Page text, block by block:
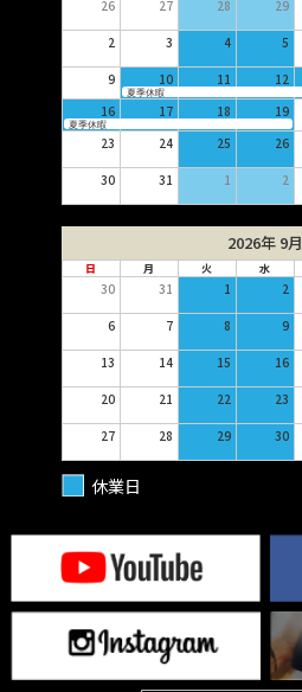
26 27 28 29
2 3 4 5
9 10 11 12
夏季休暇
16 17 18 19
夏季休暇
23 24 25 26
30 31 1 2
2026年 9月
日 月 火 水
30 31 1 2
6 7 8 9
13 14 15 16
20 21 22 23
27 28 29 30
休業日